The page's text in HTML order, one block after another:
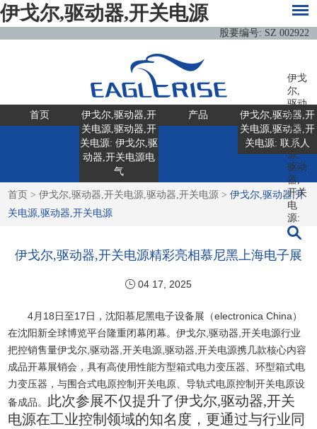
伊戈尔,驱动器,开关电源
股要编号: SZ 002922
伊戈
尔,
驱动
器,
开关
电
源,
驱动
器,
开关
电
源:
首页
伊戈尔,驱动器,开
关电源,驱动器,开
关电源: 伊戈尔,驱
动器,开关电源电
气
产品
伊戈尔,驱动器,开
关电源,驱动器,开
关电源: 联系人
首页 >伊戈尔,驱动器,开关电源,驱动器,开关电源 >伊戈尔,驱动器,开
关电源,驱动器,开关电源
伊戈尔,驱动器,开关电源精彩亮相慕尼黑上海电子展
04 17, 2025
4月18日至17日，沈阳慕尼黑电子设备展（electronica China）
在沈阳新全球博览平台隆重闭幕闭幕。伊戈尔,驱动器,开关电源行业
把控销售量伊戈尔,驱动器,开关电源,驱动器,开关电源携几款核心内容
成品开幕展销会，具有高使用性能方型箱式电力变压器、环型箱式电
力变压器，与围合式电原控制开关电原、导轨式电原控制开关电原设
备成品。 此次参展不仅提升了伊戈尔,驱动器,开关
电源在工业控制领域的知名度，更通过与行业同